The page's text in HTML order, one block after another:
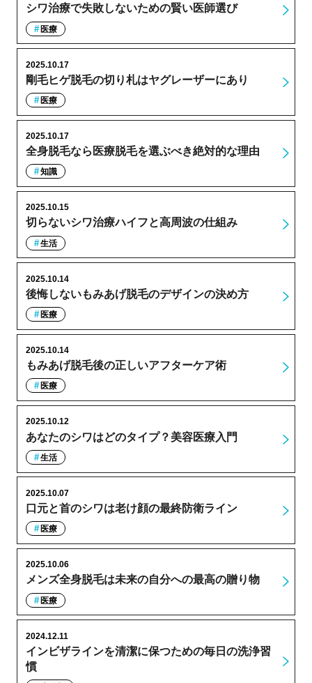
シワ治療で失敗しないための賢い医師選び
医療
剛毛ヒゲ脱毛の切り札はヤグレーザーにあり
2025.10.17
医療
全身脱毛なら医療脱毛を選ぶべき絶対的な理由
2025.10.17
知識
切らないシワ治療ハイフと高周波の仕組み
2025.10.15
生活
後悔しないもみあげ脱毛のデザインの決め方
2025.10.14
医療
もみあげ脱毛後の正しいアフターケア術
2025.10.14
医療
あなたのシワはどのタイプ？美容医療入門
2025.10.12
生活
口元と首のシワは老け顔の最終防衛ライン
2025.10.07
医療
メンズ全身脱毛は未来の自分への最高の贈り物
2025.10.06
医療
インビザラインを清潔に保つための毎日の洗浄習
慣
2024.12.11